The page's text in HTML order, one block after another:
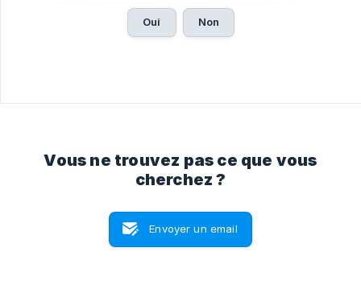
Oui Non
Vous ne trouvez pas ce que vous
cherchez ?
Envoyer un email